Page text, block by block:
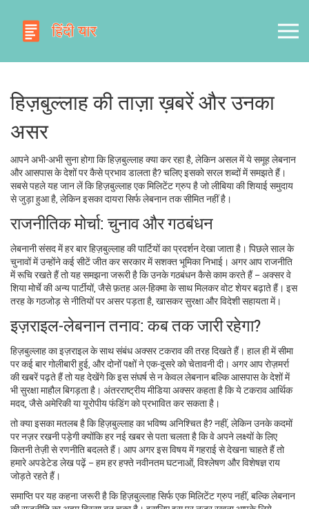
हिज़बुल्लाह की ताज़ा ख़बरें और उनका
असर
आपने अभी-अभी सुना होगा कि हिज़बुल्लाह क्या कर रहा है, लेकिन असल में ये समूह लेबनान
और आसपास के देशों पर कैसे प्रभाव डालता है? चलिए इसको सरल शब्दों में समझते हैं।
सबसे पहले यह जान लें कि हिज़बुल्लाह एक मिलिटेंट ग्रुप है जो लीबिया की शियाई समुदाय
से जुड़ा हुआ है, लेकिन इसका दायरा सिर्फ लेबनान तक सीमित नहीं है।
राजनीतिक मोर्चा: चुनाव और गठबंधन
लेबनानी संसद में हर बार हिज़बुल्लाह की पार्टियों का प्रदर्शन देखा जाता है। पिछले साल के
चुनावों में उन्होंने कई सीटें जीत कर सरकार में सशक्त भूमिका निभाई। अगर आप राजनीति
में रूचि रखते हैं तो यह समझना जरूरी है कि उनके गठबंधन कैसे काम करते हैं – अक्सर वे
शिया मोर्चे की अन्य पार्टीयों, जैसे फ़तह अल-हिक्मा के साथ मिलकर वोट शेयर बढ़ाते हैं। इस
तरह के गठजोड़ से नीतियों पर असर पड़ता है, खासकर सुरक्षा और विदेशी सहायता में।
इज़राइल‑लेबनान तनाव: कब तक जारी रहेगा?
हिज़बुल्लाह का इज़राइल के साथ संबंध अक्सर टकराव की तरह दिखते हैं। हाल ही में सीमा
पर कई बार गोलीबारी हुई, और दोनों पक्षों ने एक-दूसरे को चेतावनी दी। अगर आप रोज़मर्रा
की खबरें पढ़ते हैं तो यह देखेंगे कि इस संघर्ष से न केवल लेबनान बल्कि आसपास के देशों में
भी सुरक्षा माहौल बिगड़ता है। अंतरराष्ट्रीय मीडिया अक्सर कहता है कि ये टकराव आर्थिक
मदद, जैसे अमेरिकी या यूरोपीय फंडिंग को प्रभावित कर सकता है।
तो क्या इसका मतलब है कि हिज़बुल्लाह का भविष्य अनिश्चित है? नहीं, लेकिन उनके कदमों
पर नज़र रखनी पड़ेगी क्योंकि हर नई खबर से पता चलता है कि वे अपने लक्ष्यों के लिए
कितनी तेज़ी से रणनीति बदलते हैं। आप अगर इस विषय में गहराई से देखना चाहते हैं तो
हमारे अपडेटेड लेख पढ़ें – हम हर हफ्ते नवीनतम घटनाओं, विश्लेषण और विशेषज्ञ राय
जोड़ते रहते हैं।
समाप्ति पर यह कहना जरूरी है कि हिज़बुल्लाह सिर्फ एक मिलिटेंट ग्रुप नहीं, बल्कि लेबनान